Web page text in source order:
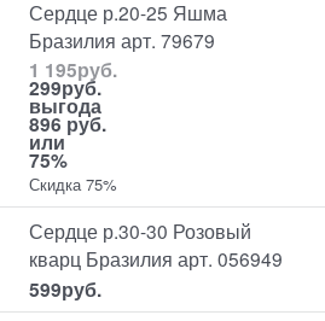
Сердце р.20-25 Яшма
Бразилия арт. 79679
1 195руб.
299руб.
выгода
896 руб.
или
75%
Скидка 75%
Сердце р.30-30 Розовый
кварц Бразилия арт. 056949
599руб.